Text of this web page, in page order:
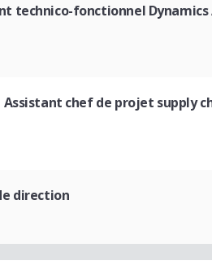
technico-fonctionnel Dynamics
Assistant chef de projet supply
direction